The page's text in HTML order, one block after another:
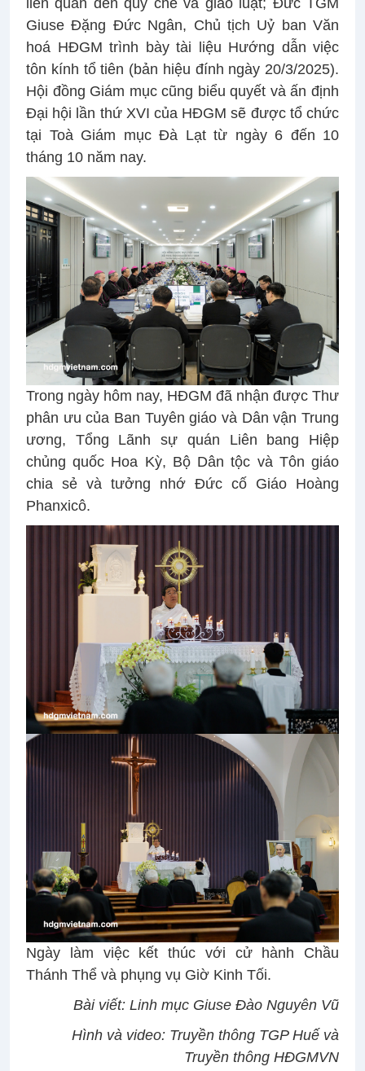
Giuse Đặng Đức Ngân, Chủ tịch Uỷ ban Văn
hoá HĐGM trình bày tài liệu Hướng dẫn việc
tôn kính tổ tiên (bản hiệu đính ngày 20/3/2025).
Hội đồng Giám mục cũng biểu quyết và ấn định
Đại hội lần thứ XVI của HĐGM sẽ được tổ chức
tại Toà Giám mục Đà Lạt từ ngày 6 đến 10
tháng 10 năm nay.
Trong ngày hôm nay, HĐGM đã nhận được Thư
phân ưu của Ban Tuyên giáo và Dân vận Trung
ương, Tổng Lãnh sự quán Liên bang Hiệp
chủng quốc Hoa Kỳ, Bộ Dân tộc và Tôn giáo
chia sẻ và tưởng nhớ Đức cố Giáo Hoàng
Phanxicô.
Ngày làm việc kết thúc với cử hành Chầu
Thánh Thể và phụng vụ Giờ Kinh Tối.
Bài viết: Linh mục Giuse Đào Nguyên Vũ
Hình và video: Truyền thông TGP Huế và
Truyền thông HĐGMVN